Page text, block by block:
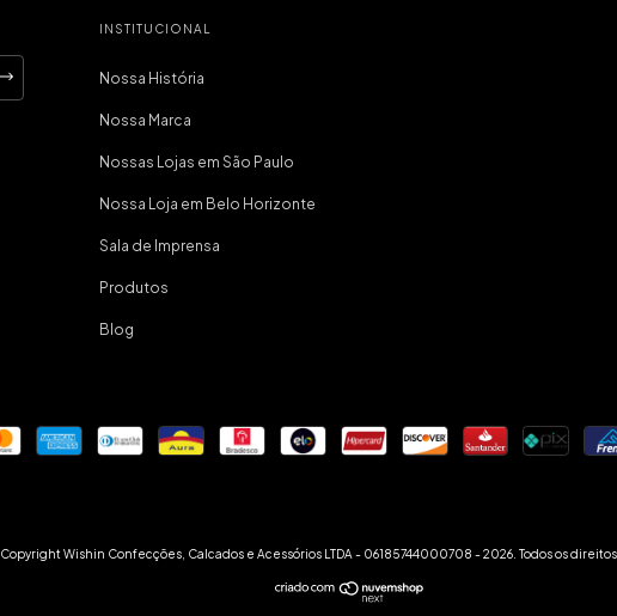
compra e
INSTITUCIONAL
Nossa História
Nossa Marca
Nossas Lojas em São Paulo
Nossa Loja em Belo Horizonte
Sala de Imprensa
Produtos
Blog
Copyright Wishin Confecções, Calcados e Acessórios LTDA - 06185744000708 - 2026. Todos os